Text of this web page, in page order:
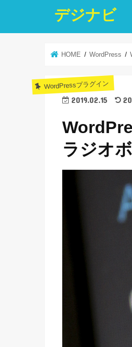
デジナビ
HOME WordPress
WordPressプラグイン
2019.02.15
ラジオ